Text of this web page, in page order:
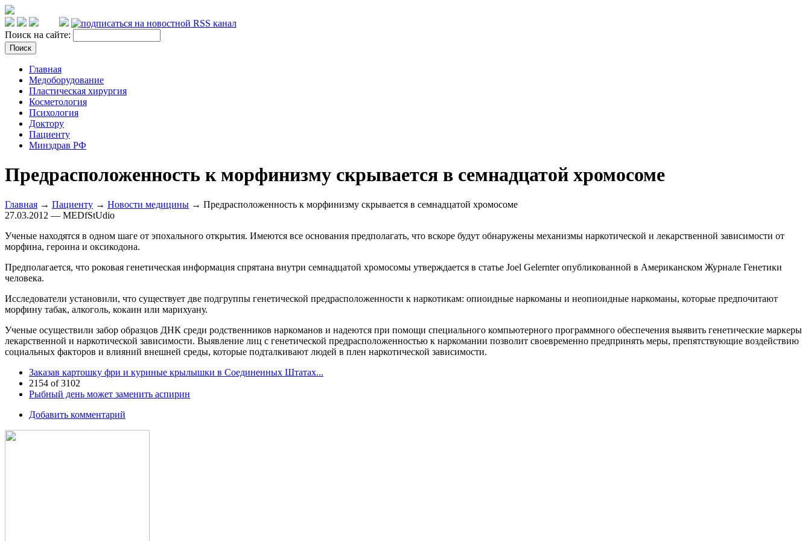
Поиск на сайте:
Главная
Медоборудование
Пластическая хирургия
Косметология
Психология
Доктору
Пациенту
Минздрав РФ
Предрасположенность к морфинизму скрывается в семнадцатой хромосоме
Главная → Пациенту → Новости медицины → Предрасположенность к морфинизму скрывается в семнадцатой хромосоме
27.03.2012 — MEDfStUdio
Ученые находятся в одном шаге от эпохального открытия. Имеются все основания предполагать, что вскоре будут обнаружены механизмы наркотической и лекарственной зависимости от
морфина, героина и оксикодона.
Предполагается, что роковая генетическая информация спрятана внутри семнадцатой хромосомы утверждается в статье Joel Gelernter опубликованной в Американском Журнале Генетики
человека.
Исследователи установили, что существует две подгруппы генетической предрасположенности к наркотикам: опиоидные наркоманы и неопиоидные наркоманы, которые предпочитают
морфину табак, алкоголь, кокаин или марихуану.
Ученые осуществили забор образцов ДНК среди родственников наркоманов и надеются при помощи специального компьютерного программного обеспечения выявить генетические маркеры
лекарственной и наркотической зависимости. Выявление лиц с генетической предрасположенностью к наркомании позволит своевременно предпринять меры, препятствующие воздействию
социальных факторов и влияний внешней среды, которые подталкивают людей в плен наркотической зависимости.
Заказав картошку фри и куриные крылышки в Соединенных Штатах...
2154 of 3102
Рыбный день может заменить аспирин
Добавить комментарий